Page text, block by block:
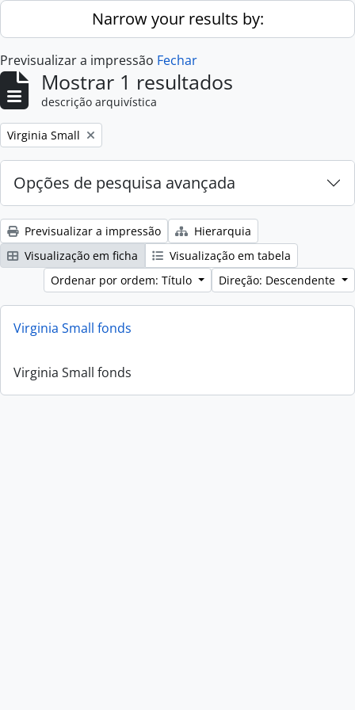
Skip to main contentNarrow your results by:
Previsualizar a impressão Fechar
Mostrar 1 resultados
descrição arquivística
Remove filter:
Virginia Small
Opções de pesquisa avançada
Previsualizar a impressão
Hierarquia
Visualização em ficha
Visualização em tabela
Ordenar por ordem: Título
Direção: Descendente
Virginia Small fonds
Virginia Small fonds